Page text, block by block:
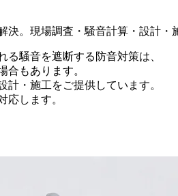
。現場調査・騒音計算・設計・
騒音を遮断する防音対策は、
合もあります。
・施工をご提供しています。
応します。